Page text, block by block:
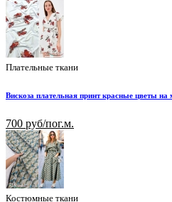
Плательные ткани
Вискоза плательная принт красные цветы
700 руб/пог.м.
Костюмные ткани